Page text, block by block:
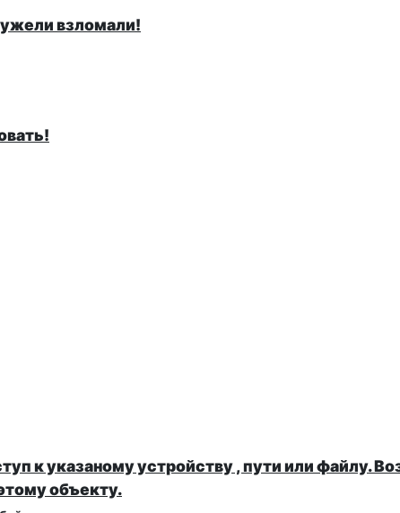
взломали!
к указаному устройству , пути или файлу.
объекту.